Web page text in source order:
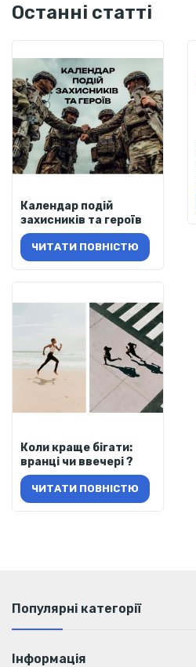
Останні статті
Календар подій
захисників та героїв
ЧИТАТИ ПОВНІСТЮ
Коли краще бігати:
вранці чи ввечері ?
ЧИТАТИ ПОВНІСТЮ
Популярні категорії
Інформація